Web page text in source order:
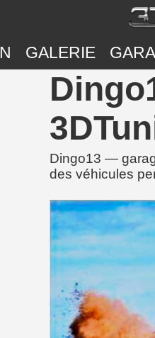
GALERIE
Dingo13 —
des véhicules